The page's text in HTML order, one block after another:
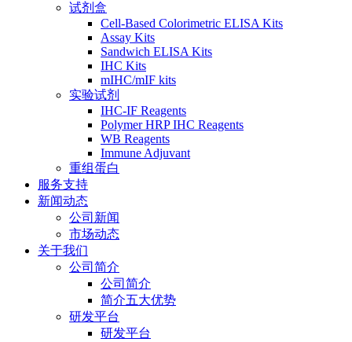
试剂盒
Cell-Based Colorimetric ELISA Kits
Assay Kits
Sandwich ELISA Kits
IHC Kits
mIHC/mIF kits
实验试剂
IHC-IF Reagents
Polymer HRP IHC Reagents
WB Reagents
Immune Adjuvant
重组蛋白
服务支持
新闻动态
公司新闻
市场动态
关于我们
公司简介
公司简介
简介五大优势
研发平台
研发平台